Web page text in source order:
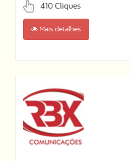
410 Cliques
Mais detalhes